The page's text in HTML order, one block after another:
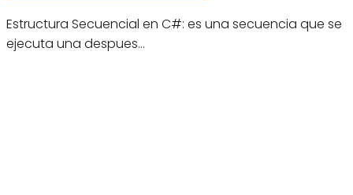
Estructura Secuencial en C#: es una secuencia que se
ejecuta una despues…